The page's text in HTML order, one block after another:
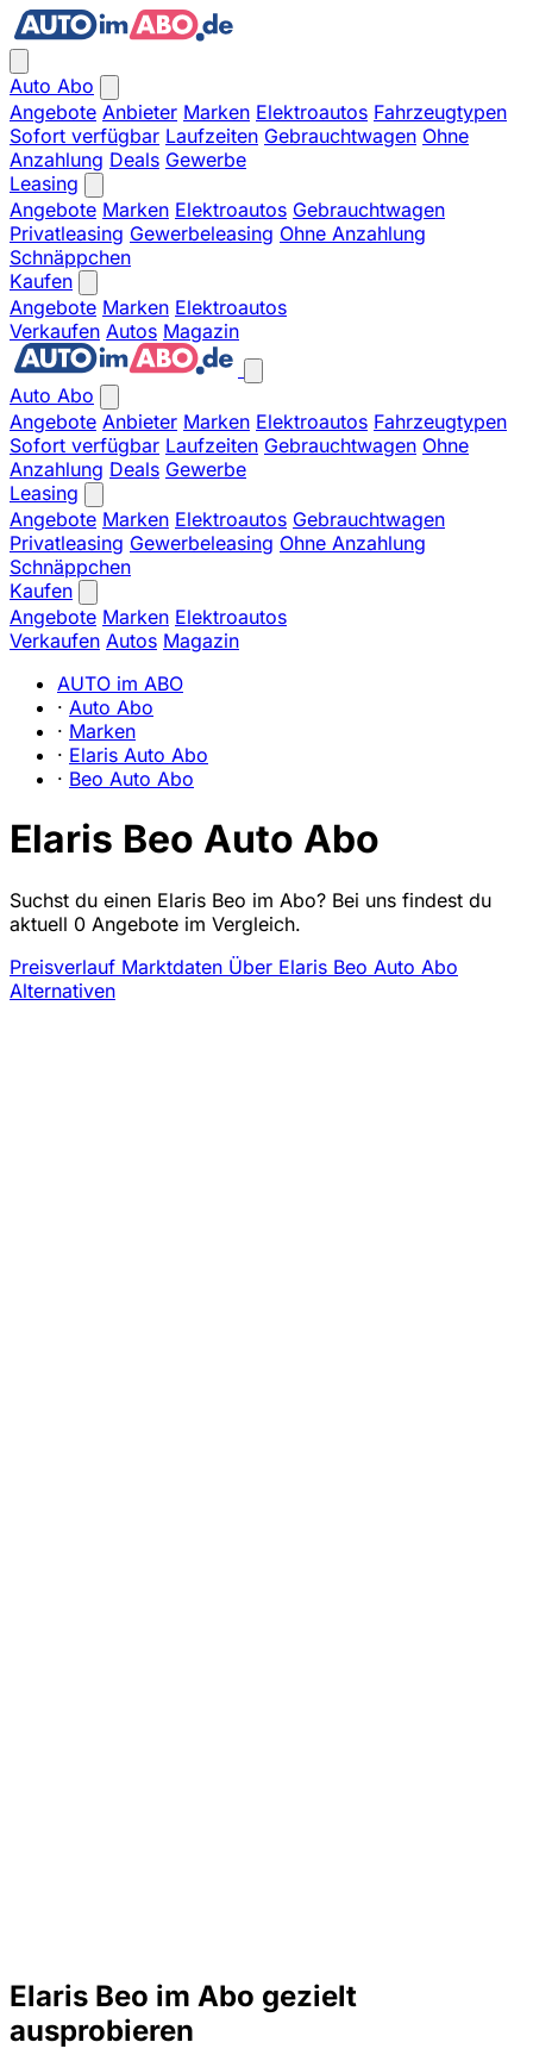
Auto Abo
Angebote Anbieter Marken Elektroautos Fahrzeugtypen
Sofort verfügbar Laufzeiten Gebrauchtwagen Ohne
Anzahlung Deals Gewerbe
Leasing
Angebote Marken Elektroautos Gebrauchtwagen
Privatleasing Gewerbeleasing Ohne Anzahlung
Schnäppchen
Kaufen
Angebote Marken Elektroautos
Verkaufen Autos Magazin
Auto Abo
Angebote Anbieter Marken Elektroautos Fahrzeugtypen
Sofort verfügbar Laufzeiten Gebrauchtwagen Ohne
Anzahlung Deals Gewerbe
Leasing
Angebote Marken Elektroautos Gebrauchtwagen
Privatleasing Gewerbeleasing Ohne Anzahlung
Schnäppchen
Kaufen
Angebote Marken Elektroautos
Verkaufen Autos Magazin
AUTO im ABO
· Auto Abo
· Marken
· Elaris Auto Abo
· Beo Auto Abo
Elaris Beo Auto Abo
Suchst du einen Elaris Beo im Abo? Bei uns findest du
aktuell 0 Angebote im Vergleich.
Preisverlauf Marktdaten Über Elaris Beo Auto Abo
Alternativen
Elaris Beo im Abo gezielt
ausprobieren